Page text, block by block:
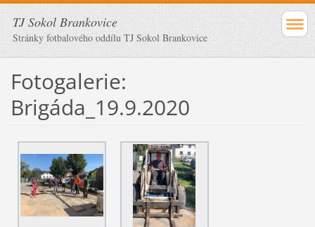
TJ Sokol Brankovice
Stránky fotbalového oddílu TJ Sokol Brankovice
Fotogalerie:
Brigáda_19.9.2020